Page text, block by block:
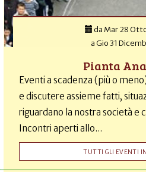
da Mar 28
aGio 31
Pianta
Eventi a scadenza (più o
e discutere assieme fatti,
riguardano la nostra società e
Incontri aperti allo...
TUTTI GLI EVENTI